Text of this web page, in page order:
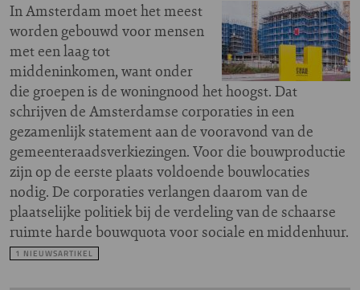
In Amsterdam moet het meest
worden gebouwd voor mensen
met een laag tot
middeninkomen, want onder
die groepen is de woningnood het hoogst. Dat
schrijven de Amsterdamse corporaties in een
gezamenlijk statement aan de vooravond van de
gemeenteraadsverkiezingen. Voor die bouwproductie
zijn op de eerste plaats voldoende bouwlocaties
nodig. De corporaties verlangen daarom van de
plaatselijke politiek bij de verdeling van de schaarse
ruimte harde bouwquota voor sociale en middenhuur.
1 NIEUWSARTIKEL